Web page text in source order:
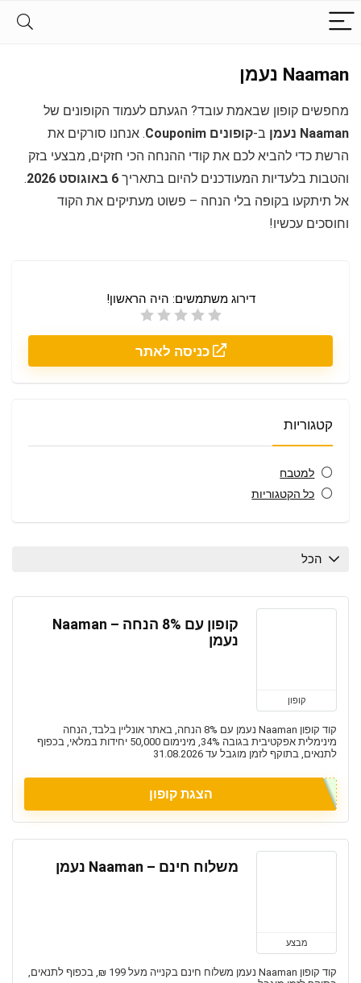
Naaman נעמן
מחפשים קופון שבאמת עובד? הגעתם לעמוד הקופונים של
Naaman נעמן
ב-קופונים Couponim
. אנחנו סורקים את
הרשת כדי להביא לכם את קודי ההנחה הכי חזקים, מבצעי בזק
והטבות בלעדיות המעודכנים להיום בתאריך 6 באוגוסט 2026
.
אל תיתקעו בקופה בלי הנחה – פשוט מעתיקים את הקוד
וחוסכים עכשיו!
דירוג משתמשים: היה הראשון!
כניסה לאתר
קטגוריות
למטבח
כל הקטגוריות
הכל
קופון
קופון עם 8% הנחה – Naaman
נעמן
קוד קופון Naaman נעמן עם 8% הנחה, באתר אונליין בלבד, הנחה
מינימלית אפקטיבית בגובה 34%, מינימום 50,000 יחידות במלאי, בכפוף
לתנאים, בתוקף לזמן מוגבל עד 31.08.2026
הצגת קופון
מבצע
משלוח חינם – Naaman נעמן
קוד קופון Naaman נעמן משלוח חינם בקנייה מעל 199 ₪, בכפוף לתנאים,